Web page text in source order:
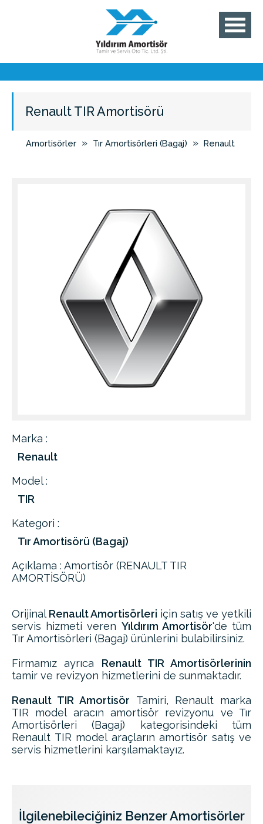
Renault TIR Amortisörü
Amortisörler » Tır Amortisörleri (Bagaj) » Renault
Marka :
Renault
Model :
TIR
Kategori :
Tır Amortisörü (Bagaj)
Açıklama : Amortisör (RENAULT TIR
AMORTİSÖRÜ)
Orijinal Renault Amortisörleri için satış ve yetkili
servis hizmeti veren Yıldırım Amortisör'de tüm
Tır Amortisörleri (Bagaj) ürünlerini bulabilirsiniz.
Firmamız ayrıca Renault TIR Amortisörlerinin
tamir ve revizyon hizmetlerini de sunmaktadır.
Renault TIR Amortisör Tamiri, Renault marka
TIR model aracın amortisör revizyonu ve Tır
Amortisörleri (Bagaj) kategorisindeki tüm
Renault TIR model araçların amortisör satış ve
servis hizmetlerini karşılamaktayız.
İlgilenebileciğiniz Benzer Amortisörler